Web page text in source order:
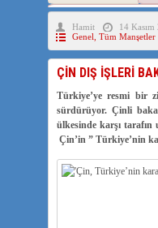
Uygurlarda Düğün
Hamit
14 Kasım
Genel Tüm Manşetler
ÇİN DIŞ İŞLERİ
Türkiye’ye resmi bir
sürdürüyor. Çinli
ülkesinde karşı tarafın
Çin’in ” Türkiye’nin